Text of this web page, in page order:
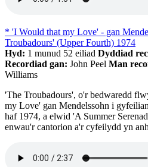
* 'I Would that my Love' - gan
Troubadours' (Upper Fourth) 1974
Hyd: 1 munud 52 eiliad Dyddiad
Recordiad gan: John Peel Man
Williams
'The Troubadours', o'r bedwaredd
my Love' gan Mendelssohn i
haf 1974, a elwid 'A Summer
enwau'r cantorion a'r cyfeilydd yn